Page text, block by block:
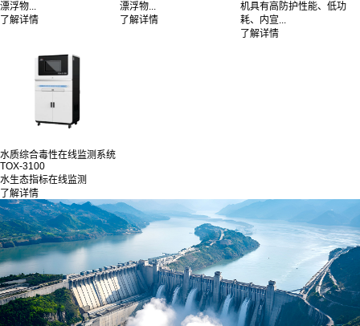
漂浮物...
了解详情
漂浮物...
了解详情
机具有高防护性能、低功
耗、内宣...
了解详情
水质综合毒性在线监测系统
TOX-3100
水生态指标在线监测
了解详情